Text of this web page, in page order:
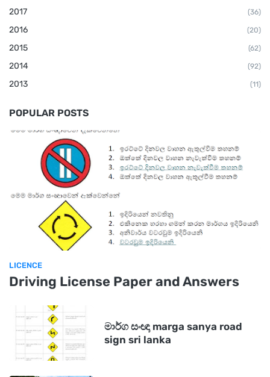
2017 (36)
2016 (20)
2015 (62)
2014 (92)
2013 (11)
POPULAR POSTS
LICENCE
Driving License Paper and Answers
මාර්ග සංඥා marga sanya road
sign sri lanka